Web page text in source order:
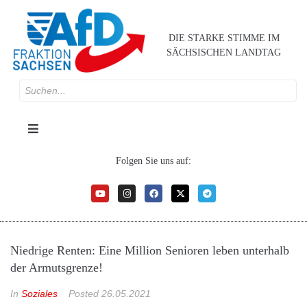
DIE STARKE STIMME IM
SÄCHSISCHEN LANDTAG
Folgen Sie uns auf:
Niedrige Renten: Eine Million Senioren leben unterhalb
der Armutsgrenze!
In Soziales Posted 26.05.2021